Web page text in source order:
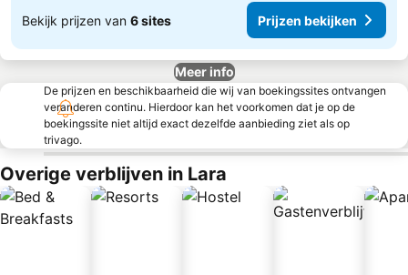
Bekijk prijzen van 6 sites Prijzen bekijken
Meer info
De prijzen en beschikbaarheid die wij van boekingssites ontvangen
veranderen continu. Hierdoor kan het voorkomen dat je op de
boekingssite niet altijd exact dezelfde aanbieding ziet als op
trivago.
Overige verblijven in Lara